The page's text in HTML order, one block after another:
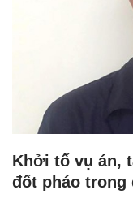
Khởi tố vụ án,
đốt pháo trong